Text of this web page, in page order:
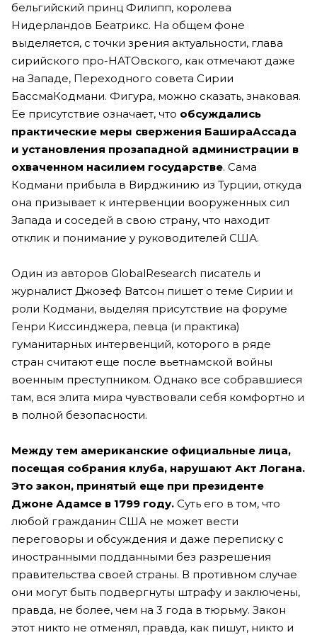
бельгийский принц Филипп, королева
Нидерландов Беатрикс. На общем фоне
выделяется, с точки зрения актуальности, глава
сирийского про-НАТОвского, как отмечают даже
на Западе, Переходного совета Сирии
БассмаКодмани. Фигура, можно сказать, знаковая.
Ее присутствие означает, что обсуждались
практические меры свержения БашираАссада
и установления прозападной администрации в
охваченном насилием государстве. Сама
Кодмани прибыла в Вирджинию из Турции, откуда
она призывает к интервенции вооруженных сил
Запада и соседей в свою страну, что находит
отклик и понимание у руководителей США.
Один из авторов GlobalResearch писатель и
журналист Джозеф Ватсон пишет о теме Сирии и
роли Кодмани, выделяя присутствие на форуме
Генри Киссинджера, певца (и практика)
гуманитарных интервенций, которого в ряде
стран считают еще после вьетнамской войны
военным преступником. Однако все собравшиеся
там, вся элита мира чувствовали себя комфортно и
в полной безопасности.
Между тем американские официальные лица,
посещая собрания клуба, нарушают Акт Логана.
Это закон, принятый еще при президенте
Джоне Адамсе в 1799 году. Суть его в том, что
любой гражданин США не может вести
переговоры и обсуждения и даже переписку с
иностранными подданными без разрешения
правительства своей страны. В противном случае
они могут быть подвергнуты штрафу и заключены,
правда, не более, чем на 3 года в тюрьму. Закон
этот никто не отменял, правда, как пишут, никто и